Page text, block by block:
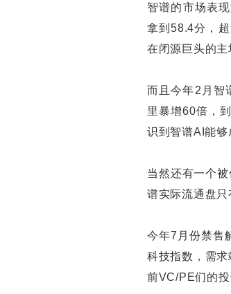
智谱的市场表
拿到58.4分，
在闭源巨头的主
而且今年2月智
里暴增60倍，
识到智谱AI能够
当然还有一个
谱实际流通盘只
今年7月份禁售
科技指数，需
前VC/PE们的投